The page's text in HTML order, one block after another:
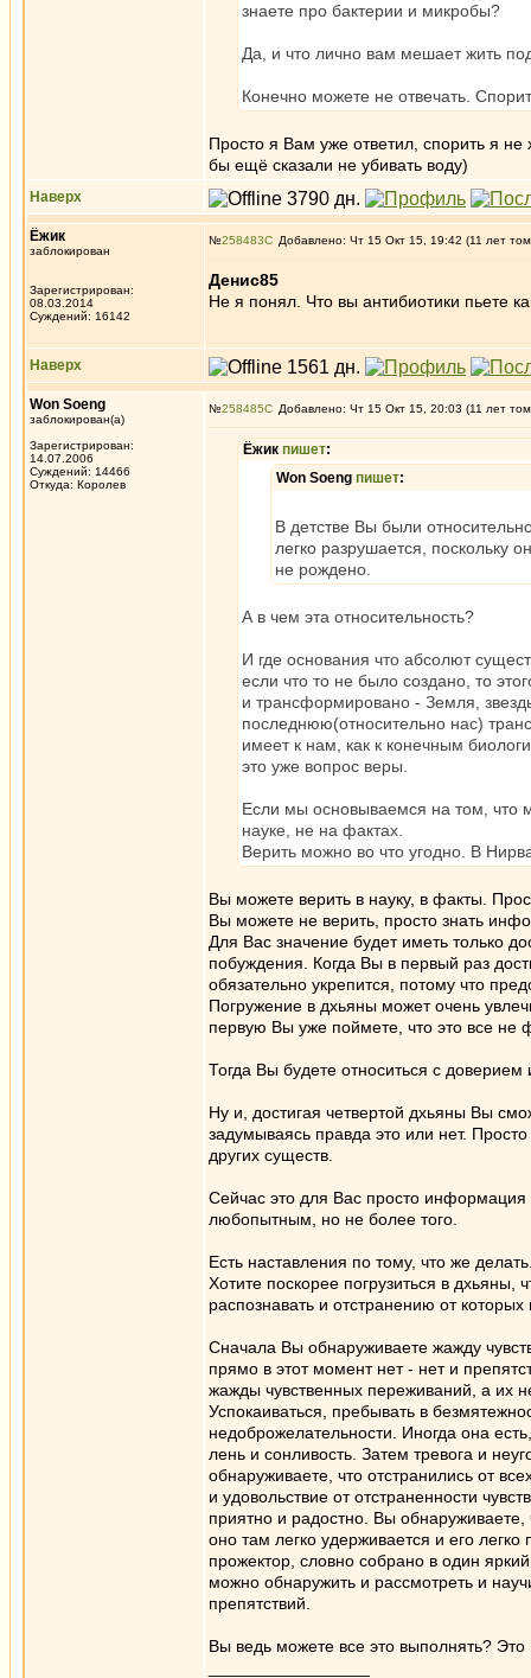
знаете про бактерии и микробы?
Да, и что лично вам мешает жить
Конечно можете не отвечать.
Просто я Вам уже ответил, спорить я
бы ещё сказали не убивать воду)
Наверх
Ёжик
заблокирован
Зарегистрирован:
08.03.2014
Суждений: 16142
№258483 Добавлено: Чт 15 Окт 15, 19:42 (11 лет
Денис85
Не я понял. Что вы антибиотики пьете
Наверх
Won Soeng
заблокирован(а)
Зарегистрирован:
14.07.2006
Суждений: 14466
Откуда: Королев
№258485 Добавлено: Чт 15 Окт 15, 20:03 (11 лет
Ёжик пишет:
Won Soeng пишет:
В детстве Вы были
легко разрушается, поскольку
не рождено.
А в чем эта относительность?
И где основания что абсолют
если что то не было создано, то
и трансформировано - Земля,
последнюю(относительно нас)
имеет к нам, как к конечным
это уже вопрос веры.
Если мы основываемся на том, что
науке, не на фактах.
Верить можно во что угодно. В
Вы можете верить в науку, в факты.
Вы можете не верить, просто знать
Для Вас значение будет иметь только
побуждения. Когда Вы в первый раз
обязательно укрепится, потому что
Погружение в дхьяны может очень
первую Вы уже поймете, что это все не
Тогда Вы будете относиться с доверием
Ну и, достигая четвертой дхьяны Вы
задумываясь правда это или нет.
других существ.
Сейчас это для Вас просто
любопытным, но не более того.
Есть наставления по тому, что же
Хотите поскорее погрузиться в дхьяны,
распознавать и отстранению от
Сначала Вы обнаруживаете жажду
прямо в этот момент нет - нет и
жажды чувственных переживаний, а их
Успокаиваться, пребывать в
недоброжелательности. Иногда она
лень и сонливость. Затем тревога и
обнаруживаете, что отстранились от
и удовольствие от отстраненности
приятно и радостно. Вы
оно там легко удерживается и его
прожектор, словно собрано в один
можно обнаружить и рассмотреть и
препятствий.
Вы ведь можете все это выполнять?